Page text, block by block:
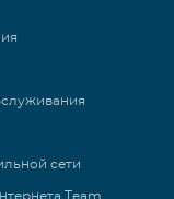
сети
Team